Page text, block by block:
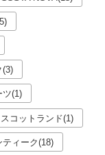
(3)
ツ(1)
スコットランド(1)
ティーク(18)